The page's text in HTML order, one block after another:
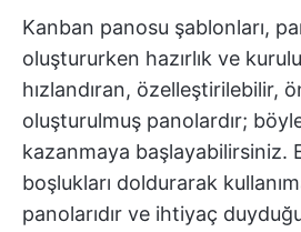
Kanban panosu şablonları,
oluştururken hazırlık ve
hızlandıran, özelleştirilebilir,
oluşturulmuş panolardır;
kazanmaya başlayabilirsiniz.
boşlukları doldurarak
panolarıdır ve ihtiyaç